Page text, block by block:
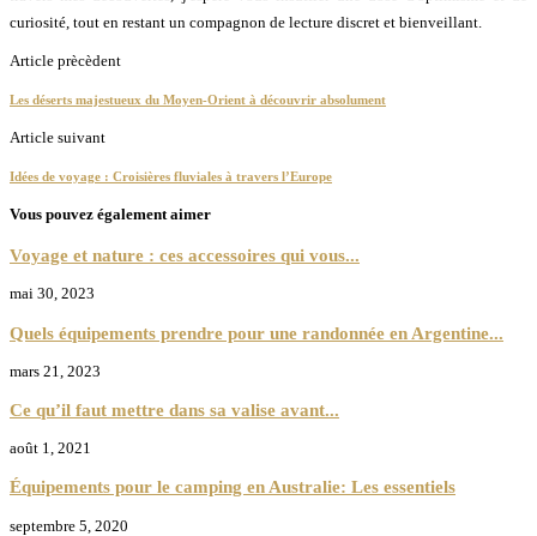
curiosité, tout en restant un compagnon de lecture discret et bienveillant.
Article prècèdent
Les déserts majestueux du Moyen-Orient à découvrir absolument
Article suivant
Idées de voyage : Croisières fluviales à travers l’Europe
Vous pouvez également aimer
Voyage et nature : ces accessoires qui vous...
mai 30, 2023
Quels équipements prendre pour une randonnée en Argentine...
mars 21, 2023
Ce qu’il faut mettre dans sa valise avant...
août 1, 2021
Équipements pour le camping en Australie: Les essentiels
septembre 5, 2020